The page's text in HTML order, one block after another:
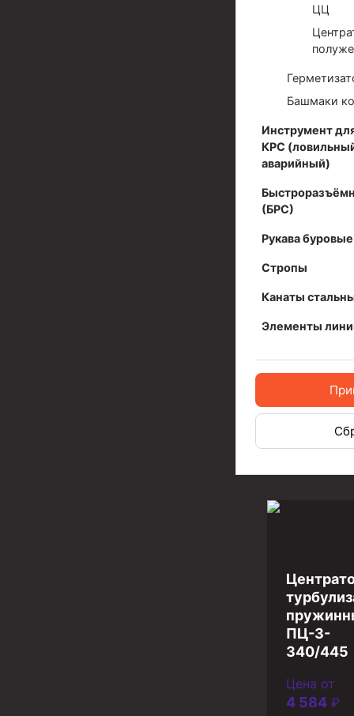
Муфты ступенчатого цементирования
Скребки корончатые СК и тросовые СТ
ЦЦ
Башмаки
Инструмент
КРС
аварийный)
(БРС)
Рукава буровые
Стропы
Канаты
Элементы
ПЦ-3-
340/445
Цена от
4 584 ₽